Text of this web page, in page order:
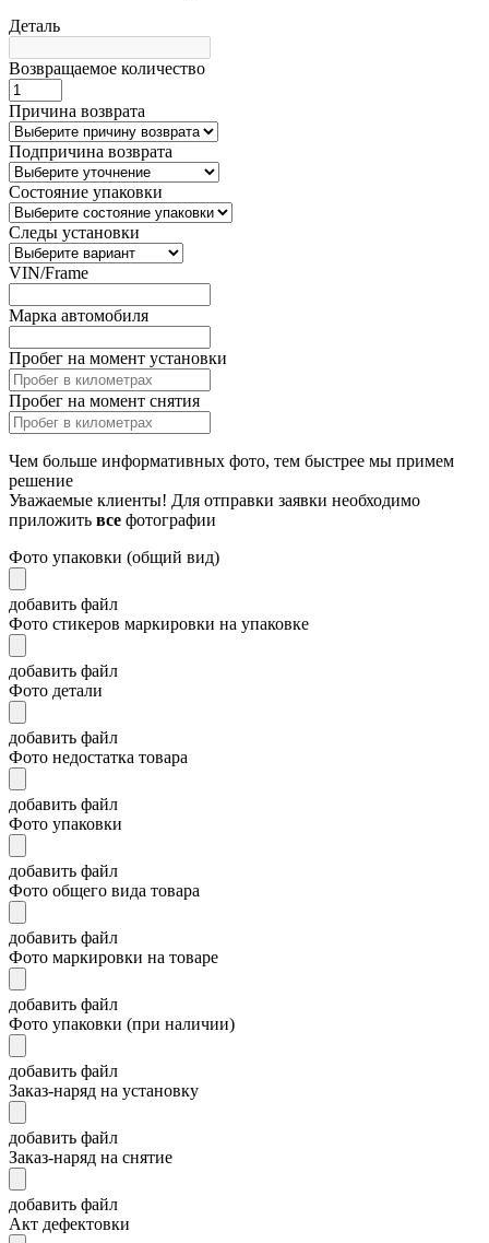
Деталь
Возвращаемое количество
Причина возврата
Подпричина возврата
Состояние упаковки
Следы установки
VIN/Frame
Марка автомобиля
Пробег на момент установки
Пробег на момент снятия
Чем больше информативных фото, тем быстрее мы примем
решение
Уважаемые клиенты! Для отправки заявки необходимо
приложить все фотографии
Фото упаковки (общий вид)
добавить файл
Фото стикеров маркировки на упаковке
добавить файл
Фото детали
добавить файл
Фото недостатка товара
добавить файл
Фото упаковки
добавить файл
Фото общего вида товара
добавить файл
Фото маркировки на товаре
добавить файл
Фото упаковки (при наличии)
добавить файл
Заказ-наряд на установку
добавить файл
Заказ-наряд на снятие
добавить файл
Акт дефектовки